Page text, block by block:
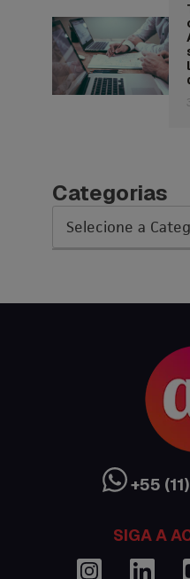
Categorias
Ciência sem
Cultura Austrália
Curso de inglês
Dicas
+55
SIGA A